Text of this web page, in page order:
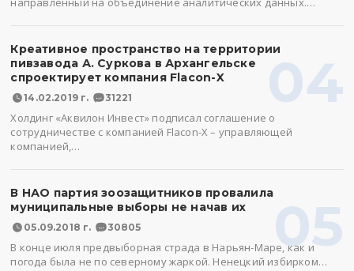
04
Креативное пространство на территории
пивзавода А. Суркова в Архангельске
спроектирует компания Flacon-X
14.02.2019 г. 31221
Холдинг «Аквилон Инвест» подписал соглашение о
сотрудничестве с компанией Flacon-X – управляющей
компанией,…
05
В НАО партия зоозащитников провалила
муниципальные выборы не начав их
05.09.2018 г. 30805
В конце июля предвыборная страда в Нарьян-Маре, как и
погода была не по северному жаркой. Ненецкий избирком…